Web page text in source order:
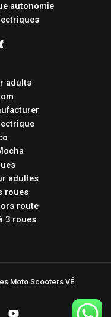
autonomie
adults
adultes
roues
route
3 roues
Moto Scooters VÉ